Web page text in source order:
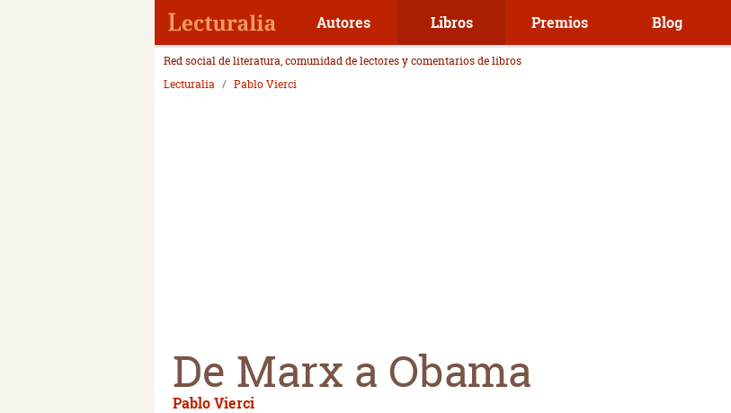
Autores Libros Premios Blog
Red social de literatura, comunidad de lectores y comentarios de libros
Lecturalia
Pablo Vierci
De Marx a Obama
Pablo Vierci